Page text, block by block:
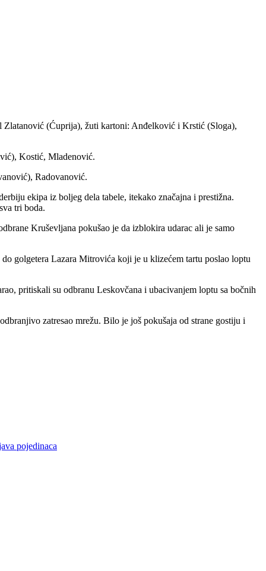
(Ćuprija), žuti kartoni: Anđelković i Krstić (Sloga),
Kostić, Mladenović.
Radovanović.
ekipa iz boljeg dela tabele, itekako značajna i prestižna.
tri boda.
Kruševljana pokušao je da izblokira udarac ali je samo
golgetera Lazara Mitrovića koji je u klizećem tartu poslao loptu
pritiskali su odbranu Leskovčana i ubacivanjem loptu sa bočnih
zatresao mrežu. Bilo je još pokušaja od strane gostiju i
pojedinaca